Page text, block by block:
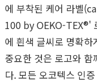
에 부착된 케어 라벨
100 by OEKO-TEX®'
에 흰색 글씨로 명확
중요한 것은 로고와
다. 모든 오코텍스 인